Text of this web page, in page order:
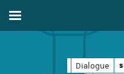
Dialogue
Afficher / masquer le menu